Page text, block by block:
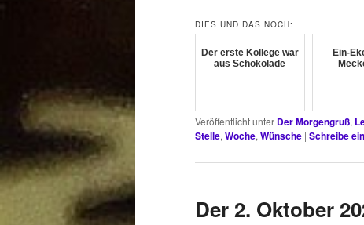
DIES UND DAS NOCH:
Der erste Kollege war
aus Schokolade
Ein-
Veröffentlicht unter Der Morgengruß,
Stelle, Woche, Wünsche | Schreibe
Der 2. Oktober